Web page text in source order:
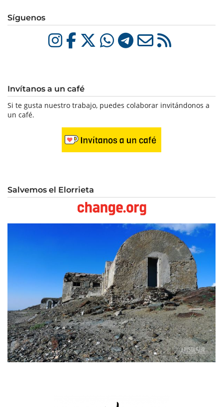
Síguenos
Invítanos a un café
Si te gusta nuestro trabajo, puedes colaborar invitándonos a
un café.
Salvemos el Elorrieta